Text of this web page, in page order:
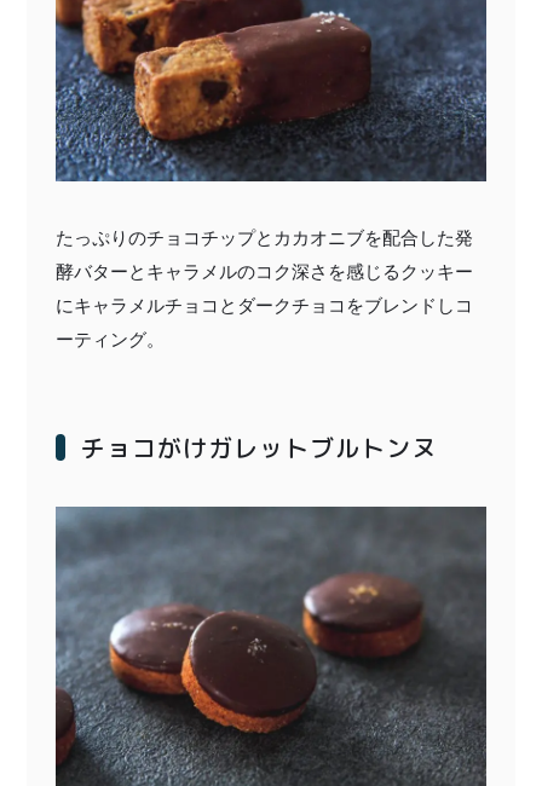
たっぷりのチョコチップとカカオニブを配合した発
酵バターとキャラメルのコク深さを感じるクッキー
にキャラメルチョコとダークチョコをブレンドしコ
ーティング。
チョコがけガレットブルトンヌ